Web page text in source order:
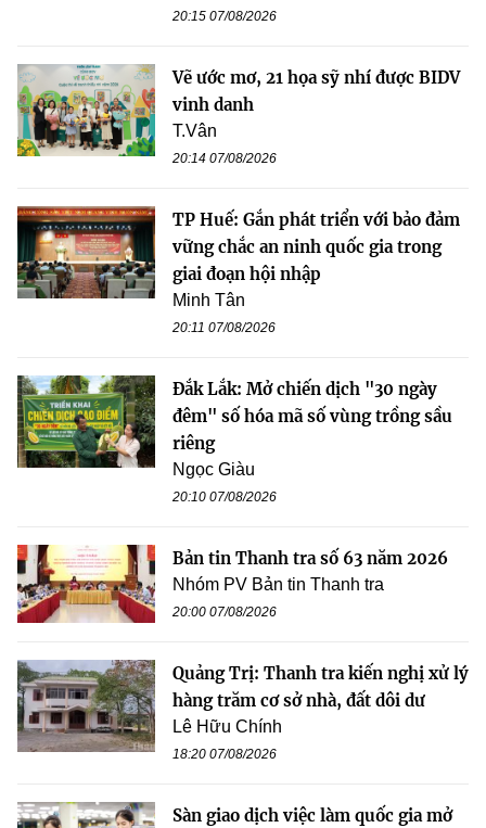
20:15 07/08/2026
Vẽ ước mơ, 21 họa sỹ nhí được BIDV
vinh danh
T.Vân
20:14 07/08/2026
TP Huế: Gắn phát triển với bảo đảm
vững chắc an ninh quốc gia trong
giai đoạn hội nhập
Minh Tân
20:11 07/08/2026
Đắk Lắk: Mở chiến dịch "30 ngày
đêm" số hóa mã số vùng trồng sầu
riêng
Ngọc Giàu
20:10 07/08/2026
Bản tin Thanh tra số 63 năm 2026
Nhóm PV Bản tin Thanh tra
20:00 07/08/2026
Quảng Trị: Thanh tra kiến nghị xử lý
hàng trăm cơ sở nhà, đất dôi dư
Lê Hữu Chính
18:20 07/08/2026
Sàn giao dịch việc làm quốc gia mở